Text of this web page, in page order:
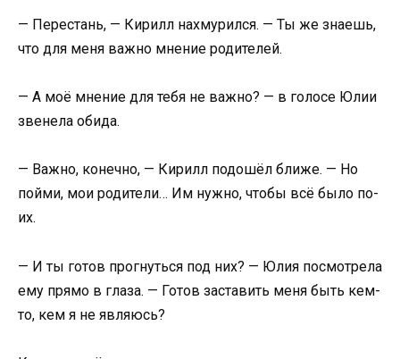
— Перестань, — Кирилл нахмурился. — Ты же знаешь,
что для меня важно мнение родителей.
— А моё мнение для тебя не важно? — в голосе Юлии
звенела обида.
— Важно, конечно, — Кирилл подошёл ближе. — Но
пойми, мои родители… Им нужно, чтобы всё было по-
их.
— И ты готов прогнуться под них? — Юлия посмотрела
ему прямо в глаза. — Готов заставить меня быть кем-
то, кем я не являюсь?